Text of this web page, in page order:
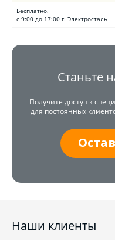
Бесплатно.
с 9:00 до 17:00 г. Электросталь
Станьте
Получите доступ к
для постоянных
Наши клиенты